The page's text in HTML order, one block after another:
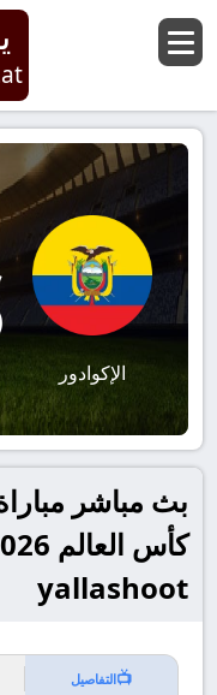
الإكوادور
بث مباشر
yallashoot
📺التفاصيل